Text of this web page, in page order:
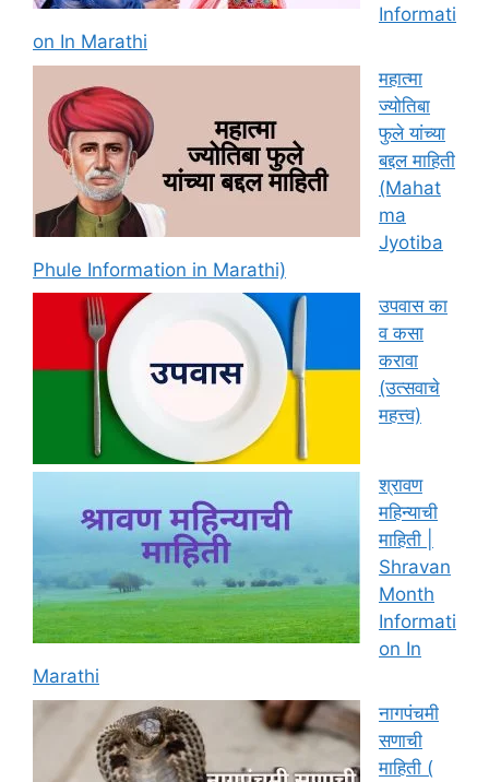
Informati
on In Marathi
महात्मा
ज्योतिबा
फुले यांच्या
बद्दल माहिती
(Mahat
ma
Jyotiba
Phule Information in Marathi)
उपवास का
व कसा
करावा
(उत्सवाचे
महत्त्व)
श्रावण
महिन्याची
माहिती |
Shravan
Month
Informati
on In
Marathi
नागपंचमी
सणाची
माहिती (